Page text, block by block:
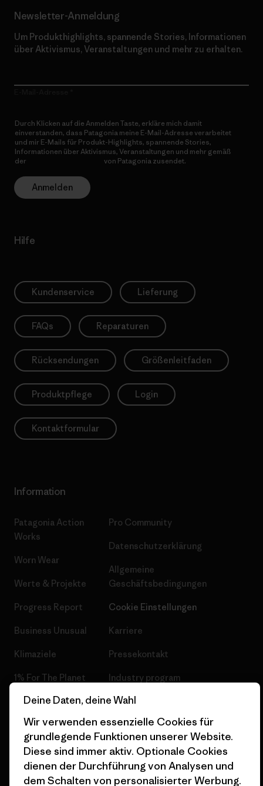
Newsletter-Anmeldung
Um Produkthighlights, spannende Stories, Informationen
über Aktivismus, Veranstaltungen und mehr zu erhalten.
Durch Klicken auf die Anmelden Taste, erkläre mich damit
einverstanden, dass Patagonia meine E-Mail-Adresse verarbeitet
und mir E-Mails für Produkt-Highlights, spannende Stories,
Informationen über Aktivismus, Veranstaltungen und mehr gemäß
der
von Patagonia zusendet.
Anmelden
Hilfe
Kundenservice Lieferung
FAQs Reparaturen
Rücksendungen Größenleitfaden
Produktpflege Login
Kontaktformular
Information
Patagonia Action
Works
Worn Wear
Werte & Projekte
Progress Report
Business Unusual
Klimaziele
1% For The Planet
Wie wir finanzieren
Geschenkgutscheine
Stores in deiner Nähe
Pro Community
Datenschutzerklärung
Allgemeine
Geschäftsbedingungen
Cookie Einstellungen
Karriere
Pressekontakt
Industry program
Affiliate-Programm
Patagonia Schweiz
Seitenverzeichnis
Deine Daten, deine Wahl
Wir verwenden essenzielle Cookies für
grundlegende Funktionen unserer Website.
Diese sind immer aktiv. Optionale Cookies
dienen der Durchführung von Analysen und
dem Schalten von personalisierter Werbung.